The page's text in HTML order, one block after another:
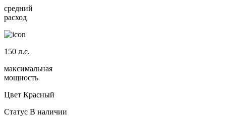
средний
расход
150 л.с.
максимальная
мощность
Цвет Красный
Статус В наличии